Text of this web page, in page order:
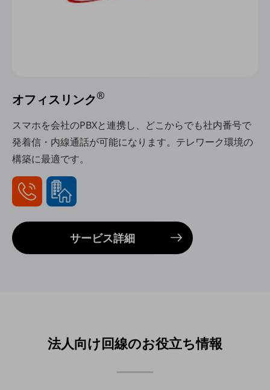
課題・ニーズで探すTOP
コミュニケーション・情報共有
マーケティング
業務効率化
災害対策
職場環境整備
地域共創・地方創生
セキュリティ対策
人材不足解消
業種・業態で探す
オフィスリンク®
スマホを会社のPBXと連携し、どこからでも社内番号で
発着信・内線通話が可能になります。テレワーク環境の
構築に最適です。
サービス詳細
法人向け回線のお役立ち情報